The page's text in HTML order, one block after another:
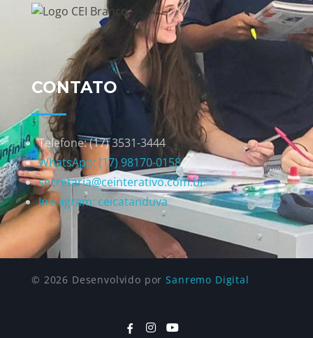
CONTATO
Telefone: (17) 3531-3444
WhatsApp: (17) 98170-0158
secretaria@ceinterativo.com.br
Instagram: ceicatanduva
© 2026 Desenvolvido porSanremo Digital